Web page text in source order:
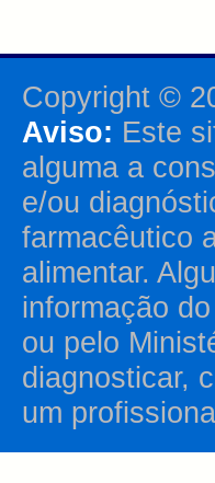
Copyright ©
Aviso: Este
alguma a
e/ou
farmacêutico
alimentar.
informação
ou pelo
diagnosticar,
um